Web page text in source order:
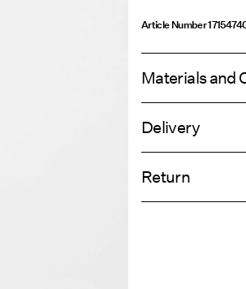
Article Number
Materials and
Delivery
Return